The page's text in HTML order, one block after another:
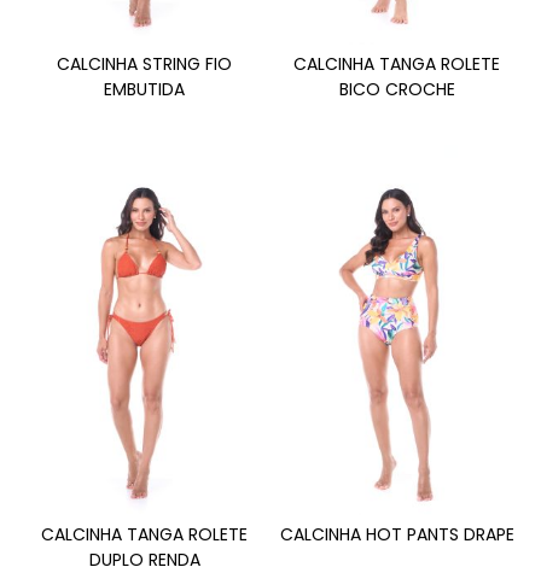
CALCINHA STRING FIO
EMBUTIDA
CALCINHA TANGA ROLETE
BICO CROCHE
CALCINHA TANGA ROLETE
DUPLO RENDA
CALCINHA HOT PANTS DRAPE